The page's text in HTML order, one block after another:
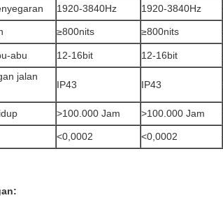
1920-3840Hz 1920-3840Hz
≥800nits ≥800nits
abu 12-16bit 12-16bit
jalan
IP43 IP43
>100.000 Jam >100.000 Jam
<0,0002 <0,0002